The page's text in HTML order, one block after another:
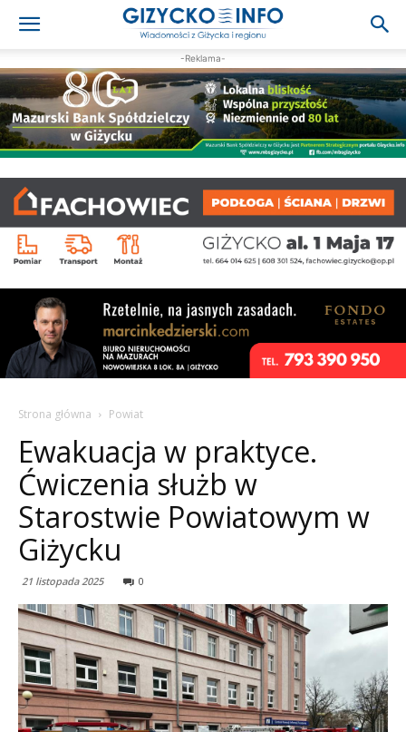
-Reklama-
Strona główna Powiat
Ewakuacja w praktyce.
Ćwiczenia służb w
Starostwie Powiatowym w
Giżycku
21 listopada 2025 0